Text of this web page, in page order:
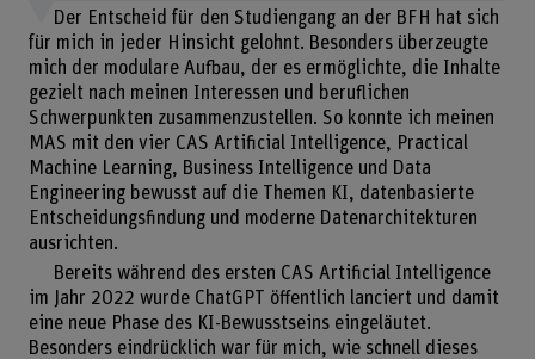
Der Entscheid für den Studiengang an der BFH hat sich
für mich in jeder Hinsicht gelohnt. Besonders überzeugte
mich der modulare Aufbau, der es ermöglichte, die Inhalte
gezielt nach meinen Interessen und beruflichen
Schwerpunkten zusammenzustellen. So konnte ich meinen
MAS mit den vier CAS Artificial Intelligence, Practical
Machine Learning, Business Intelligence und Data
Engineering bewusst auf die Themen KI, datenbasierte
Entscheidungsfindung und moderne Datenarchitekturen
ausrichten.
Bereits während des ersten CAS Artificial Intelligence
im Jahr 2022 wurde ChatGPT öffentlich lanciert und damit
eine neue Phase des KI-Bewusstseins eingeläutet.
Besonders eindrücklich war für mich, wie schnell dieses